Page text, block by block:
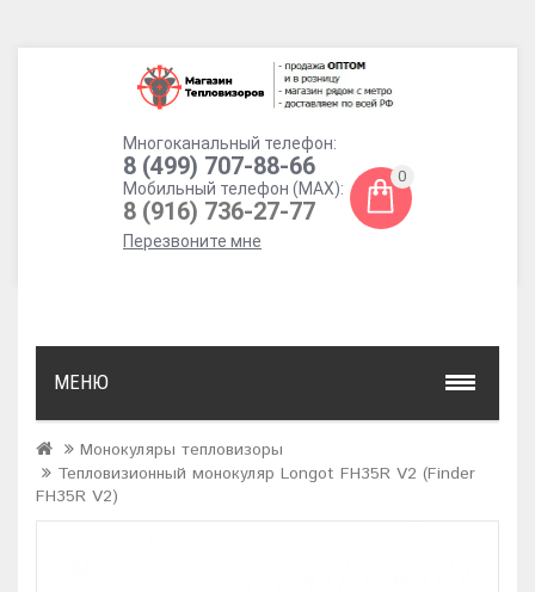
Многоканальный телефон:
8 (499) 707-88-66
Мобильный телефон (MAX):
8 (916) 736-27-77
Перезвоните мне
0
МЕНЮ
Монокуляры тепловизоры
Тепловизионный монокуляр Longot FH35R V2 (Finder
FH35R V2)